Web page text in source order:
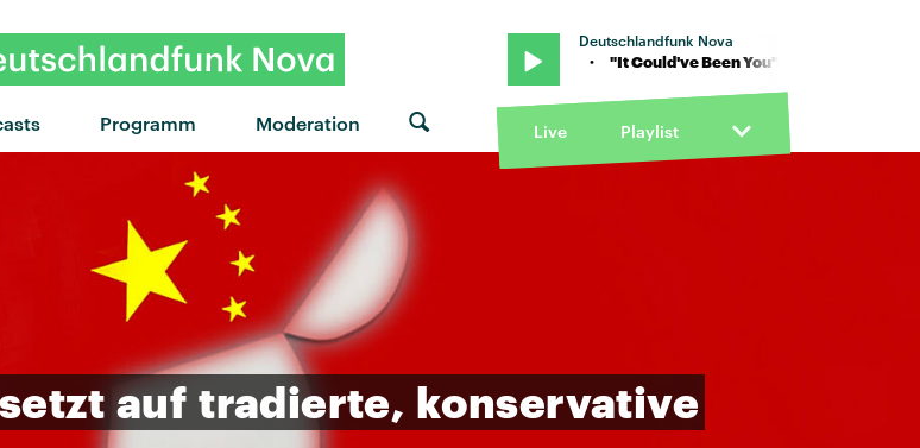
Programm Moderation
Deutschlandfunk Nova
"It Could've Been You" von Hannah Grae · "It Could've Been You" von Hannah Grae · "It
Live Playlist
setzt auf tradierte, konservative